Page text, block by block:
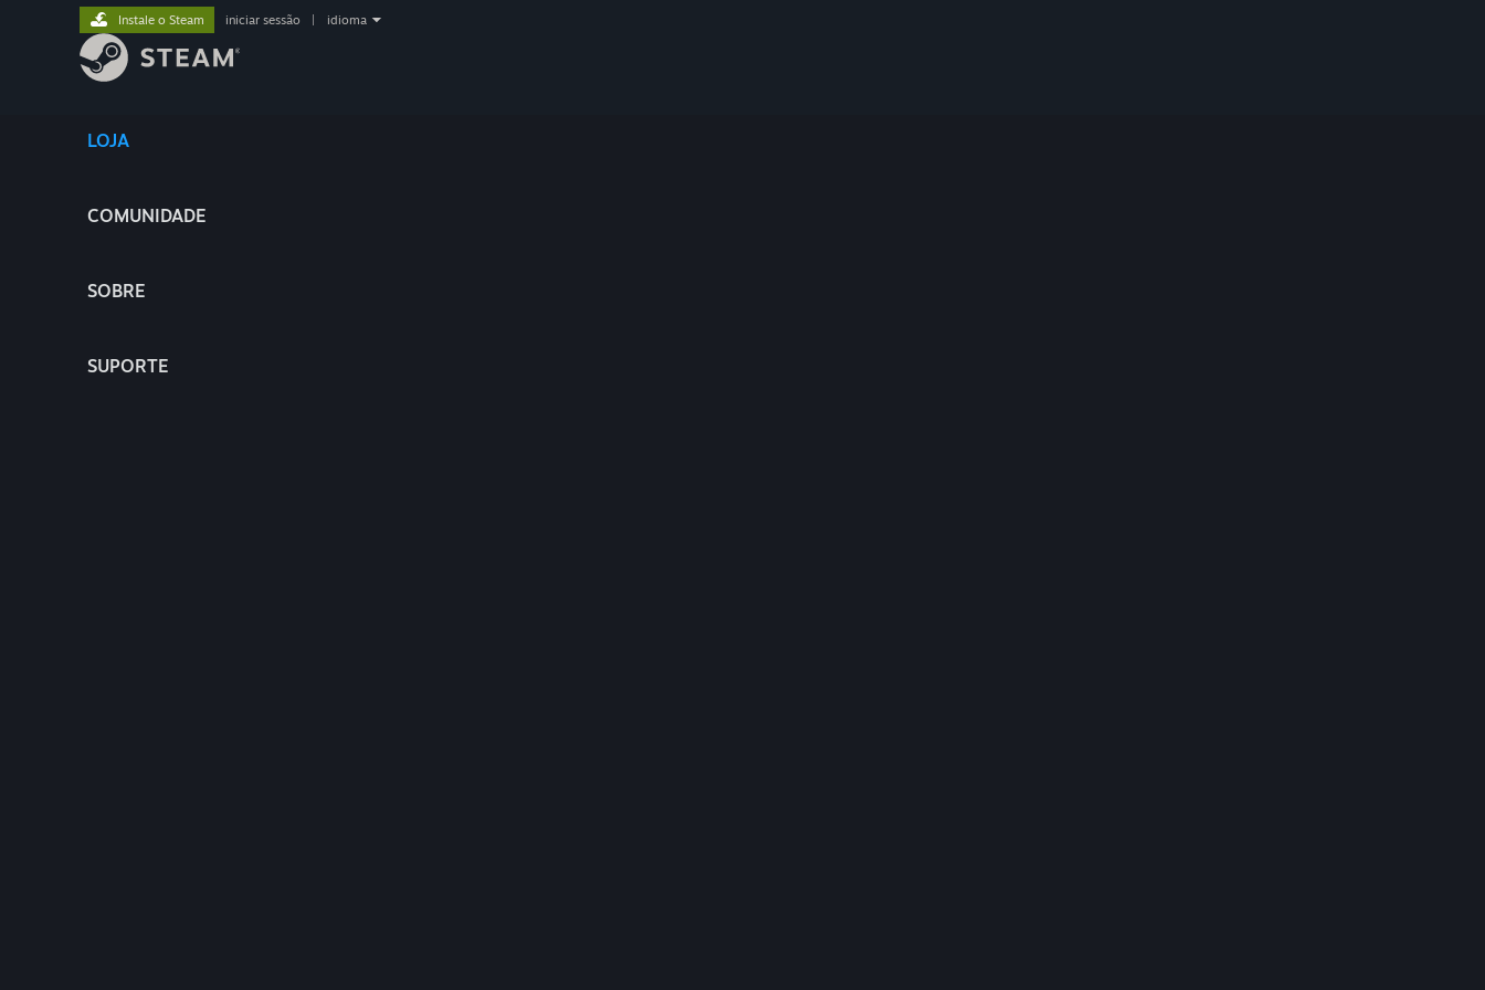
LOJA
COMUNIDADE
SOBRE
SUPORTE
Instale o Steam iniciar sessão idioma